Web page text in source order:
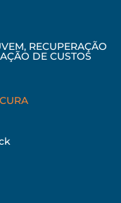
RECUPERAÇÃO
DE CUSTOS